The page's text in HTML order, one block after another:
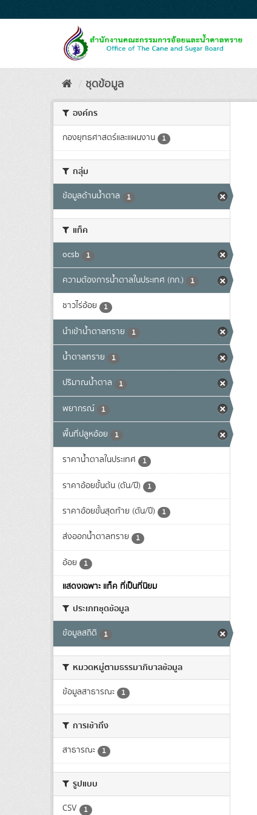
to
ชุดข้อมูล
องค์กร
กองยุทธศาสตร์และแผนงาน 1
กลุ่ม
ข้อมูลด้านน้ำตาล 1
แท็ค
ocsb 1
ความต้องการน้ำตาลในประเทศ (กก.) 1
ชาวไร่อ้อย 1
นำเข้าน้ำตาลทราย 1
น้ำตาลทราย 1
ปริมาณน้ำตาล 1
พยากรณ์ 1
พื้นที่ปลูหอ้อย 1
ราคาน้ำตาลในประเทศ 1
ราคาอ้อยขั้นต้น (ตัน/ปี) 1
ราคาอ้อยขั้นสุดท้าย (ตัน/ปี) 1
ส่งออกน้ำตาลทราย 1
อ้อย 1
แสดงเฉพาะ แท็ค ที่เป็นที่นิยม
ประเภทชุดข้อมูล
ข้อมูลสถิติ 1
หมวดหมู่ตามธรรมาภิบาลข้อมูล
ข้อมูลสาธารณะ 1
การเข้าถึง
สาธารณะ 1
รูปแบบ
CSV 1